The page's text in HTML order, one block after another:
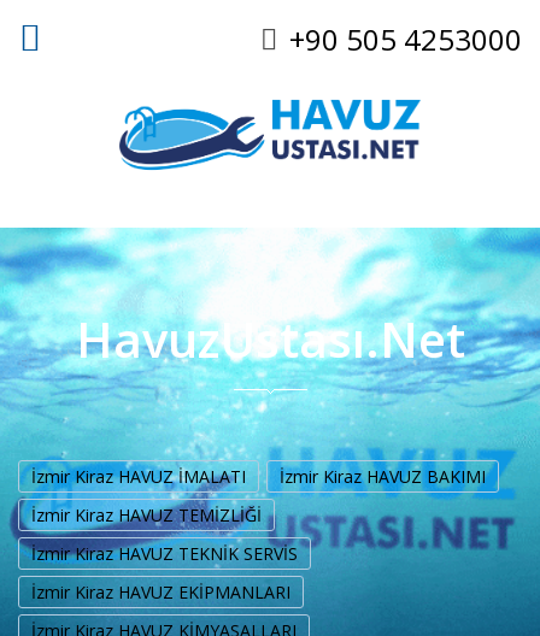
+90 505 4253000
HavuzUstası.Net
İzmir Kiraz HAVUZ İMALATI
İzmir Kiraz HAVUZ BAKIMI
İzmir Kiraz HAVUZ TEMİZLİĞİ
İzmir Kiraz HAVUZ TEKNİK SERVİS
İzmir Kiraz HAVUZ EKİPMANLARI
İzmir Kiraz HAVUZ KİMYASALLARI